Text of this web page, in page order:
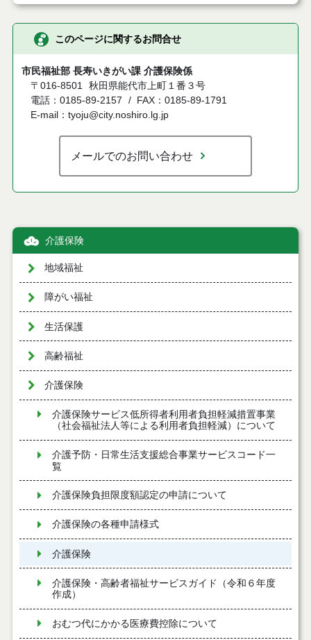
このページに関するお問合せ
市民福祉部 長寿いきがい課 介護保険係
〒016-8501
秋田県能代市上町１番３号
電話：0185-89-2157
FAX：0185-89-1791
E-mail：tyoju@city.noshiro.lg.jp
メールでのお問い合わせ
介護保険
地域福祉
障がい福祉
生活保護
高齢福祉
介護保険
介護保険サービス低所得者利用者負担軽減措置事業
（社会福祉法人等による利用者負担軽減）について
介護予防・日常生活支援総合事業サービスコード一
覧
介護保険負担限度額認定の申請について
介護保険の各種申請様式
介護保険
介護保険・高齢者福祉サービスガイド（令和６年度
作成）
おむつ代にかかる医療費控除について